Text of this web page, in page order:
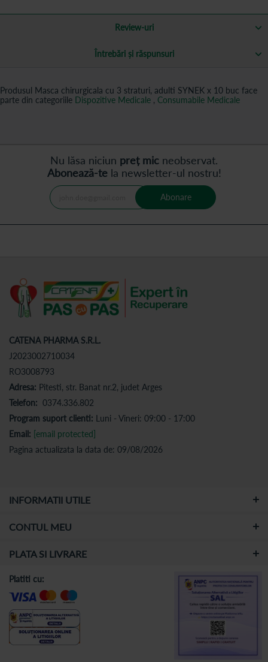
Review-uri
Întrebări și răspunsuri
Produsul Masca chirurgicala cu 3 straturi, adulti SYNEK x 10 buc face
parte din categoriile Dispozitive Medicale , Consumabile Medicale
Nu lăsa niciun preț mic neobservat.
Abonează-tela newsletter-ul nostru!
Abonare
CATENA PHARMA S.R.L.
J2023002710034
RO3008793
Adresa: Pitesti, str. Banat nr.2, judet Arges
Telefon: 0374.336.802
Program suport clienti: Luni - Vineri: 09:00 - 17:00
Email: [email protected]
Pagina actualizata la data de: 09/08/2026
INFORMATII UTILE
CONTUL MEU
PLATA SI LIVRARE
Platiti cu: